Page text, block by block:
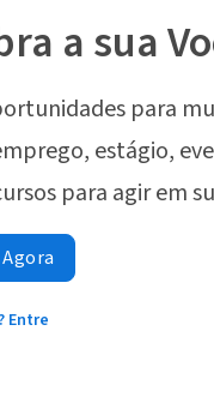
a sua
para
estágio,
para agir em
Entre